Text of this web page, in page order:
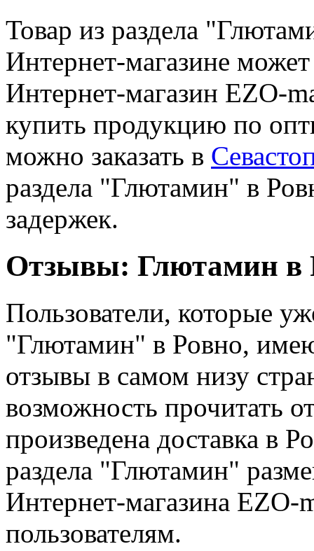
Товар из раздела
Интернет-магазине
Интернет-магазин EZO-
купить продукцию по
можно заказать в
раздела "Глютамин" в
задержек.
Отзывы: Глютамин в
Пользователи, которые
"Глютамин" в Ровно,
отзывы в самом низу
возможность прочитать
произведена доставка в
раздела "Глютамин"
Интернет-магазина
пользователям.